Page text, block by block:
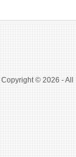
Copyright © 2026 - All